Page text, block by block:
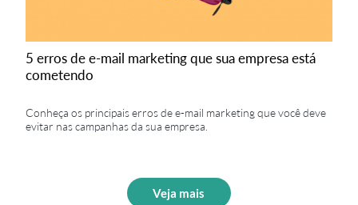
5 erros de e-mail marketing que sua empresa está
cometendo
Conheça os principais erros de e-mail marketing que você deve
evitar nas campanhas da sua empresa.
Veja mais